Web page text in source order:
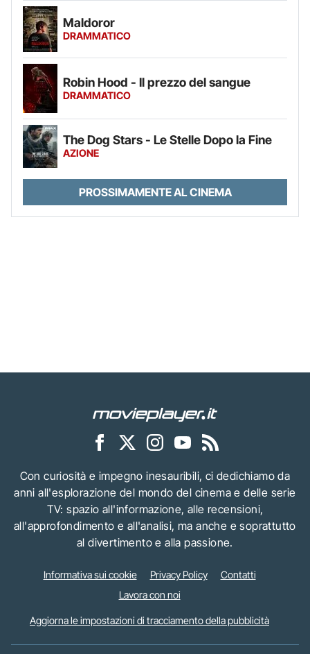
Maldoror
DRAMMATICO
Robin Hood - Il prezzo del sangue
DRAMMATICO
The Dog Stars - Le Stelle Dopo la Fine
AZIONE
PROSSIMAMENTE AL CINEMA
Con curiosità e impegno inesauribili, ci dedichiamo da
anni all'esplorazione del mondo del cinema e delle serie
TV: spazio all'informazione, alle recensioni,
all'approfondimento e all'analisi, ma anche e soprattutto
al divertimento e alla passione.
Informativa sui cookie Privacy Policy
Contatti
Lavora con noi
Aggiorna le impostazioni di tracciamento della pubblicità